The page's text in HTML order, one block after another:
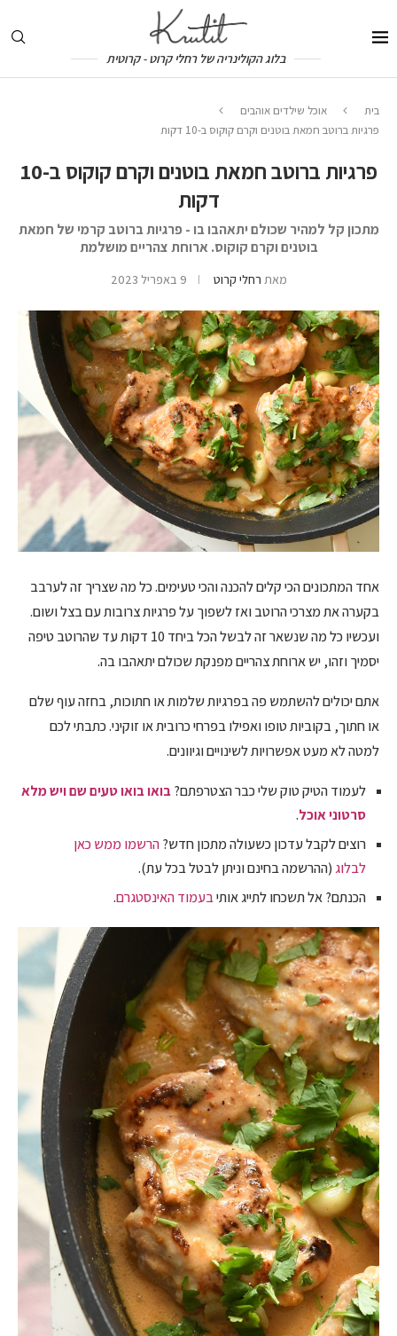
בלוג הקולינריה של רחלי קרוט - קרוטית
בית
אוכל שילדים אוהבים
פרגיות ברוטב חמאת בוטנים וקרם קוקוס ב-10 דקות
פרגיות ברוטב חמאת בוטנים וקרם קוקוס ב-10
דקות
מתכון קל למהיר שכולם יתאהבו בו - פרגיות ברוטב קרמי של חמאת
בוטנים וקרם קוקוס. ארוחת צהריים מושלמת
מאת רחלי קרוט 9 באפריל 2023
אחד המתכונים הכי קלים להכנה והכי טעימים. כל מה שצריך זה לערבב
בקערה את מצרכי הרוטב ואז לשפוך על פרגיות צרובות עם בצל ושום.
ועכשיו כל מה שנשאר זה לבשל הכל ביחד 10 דקות עד שהרוטב טיפה
יסמיך וזהו, יש ארוחת צהריים מפנקת שכולם יתאהבו בה.
אתם יכולים להשתמש פה בפרגיות שלמות או חתוכות, בחזה עוף שלם
או חתוך, בקוביות טופו ואפילו בפרחי כרובית או זוקיני. כתבתי לכם
למטה לא מעט אפשרויות לשינויים וגיוונים.
לעמוד הטיק טוק שלי כבר הצטרפתם?בואו בואו טעים שם ויש מלא
סרטוני אוכל.
רוצים לקבל עדכון כשעולה מתכון חדש?הרשמו ממש כאן
לבלוג(ההרשמה בחינם וניתן לבטל בכל עת).
הכנתם? אל תשכחו לתייג אותיבעמוד האינסטגרם.